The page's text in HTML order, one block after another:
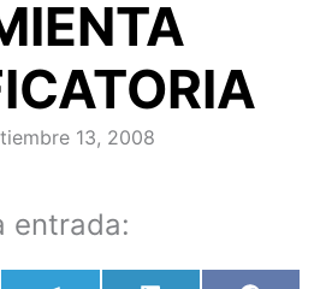
13, 2008
entrada: